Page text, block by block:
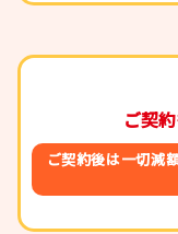
ご契
ご契約後は一切減